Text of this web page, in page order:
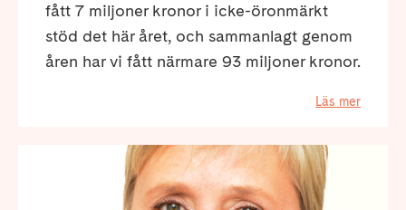
fått 7 miljoner kronor i icke-öronmärkt
stöd det här året, och sammanlagt genom
åren har vi fått närmare 93 miljoner kronor.
Läs mer